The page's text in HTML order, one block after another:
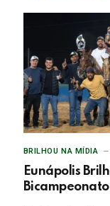
BRILHOU NA MÍDIA
Eunápolis